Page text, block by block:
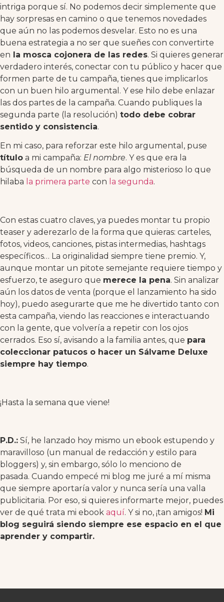
intriga porque sí. No podemos decir simplemente que
hay sorpresas en camino o que tenemos novedades
que aún no las podemos desvelar. Esto no es una
buena estrategia a no ser que sueñes con convertirte
en la mosca cojonera de las redes. Si quieres generar
verdadero interés, conectar con tu público y hacer que
formen parte de tu campaña, tienes que implicarlos
con un buen hilo argumental. Y ese hilo debe enlazar
las dos partes de la campaña. Cuando publiques la
segunda parte (la resolución) todo debe cobrar
sentido y consistencia.
En mi caso, para reforzar este hilo argumental, puse
título a mi campaña: El nombre. Y es que era la
búsqueda de un nombre para algo misterioso lo que
hilaba la primera parte con la segunda.
Con estas cuatro claves, ya puedes montar tu propio
teaser y aderezarlo de la forma que quieras: carteles,
fotos, videos, canciones, pistas intermedias, hashtags
específicos… La originalidad siempre tiene premio. Y,
aunque montar un pitote semejante requiere tiempo y
esfuerzo, te aseguro que merece la pena. Sin analizar
aún los datos de venta (porque el lanzamiento ha sido
hoy), puedo asegurarte que me he divertido tanto con
esta campaña, viendo las reacciones e interactuando
con la gente, que volvería a repetir con los ojos
cerrados. Eso sí, avisando a la familia antes, que para
coleccionar patucos o hacer un Sálvame Deluxe
siempre hay tiempo.
¡Hasta la semana que viene!
P.D.: Sí, he lanzado hoy mismo un ebook estupendo y
maravilloso (un manual de redacción y estilo para
bloggers) y, sin embargo, sólo lo menciono de
pasada. Cuando empecé mi blog me juré a mí misma
que siempre aportaría valor y nunca sería una valla
publicitaria. Por eso, si quieres informarte mejor, puedes
ver de qué trata mi ebook aquí. Y si no, ¡tan amigos! Mi
blog seguirá siendo siempre ese espacio en el que
aprender y compartir.